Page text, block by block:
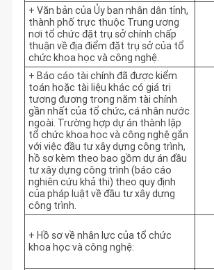
+ Văn bản của Ủy ban nhân dân tỉnh,
thành phố trực thuộc Trung ương
nơi tổ chức đặt trụ sở chính chấp
thuận về địa điểm đặt trụ sở của tổ
chức khoa học và công nghệ.
+ Báo cáo tài chính đã được kiểm
toán hoặc tài liệu khác có giá trị
tương đương trong năm tài chính
gần nhất của tổ chức, cá nhân nước
ngoài. Trường hợp dự án thành lập
tổ chức khoa học và công nghệ gắn
với việc đầu tư xây dựng công trình,
hồ sơ kèm theo bao gồm dự án đầu
tư xây dựng công trình (báo cáo
nghiên cứu khả thi) theo quy định
của pháp luật về đầu tư xây dựng
công trình.
+ Hồ sơ về nhân lực của tổ chức
khoa học và công nghệ: